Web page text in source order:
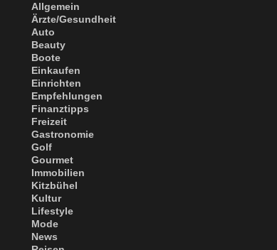
Allgemein
Ärzte/Gesundheit
Auto
Beauty
Boote
Einkaufen
Einrichten
Empfehlungen
Finanztipps
Freizeit
Gastronomie
Golf
Gourmet
Immobilien
Kitzbühel
Kultur
Lifestyle
Mode
News